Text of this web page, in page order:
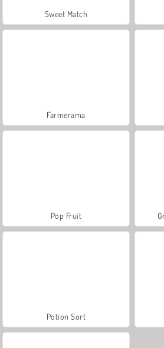
Sweet Match
Farmerama
Pop Fruit
Potion Sort